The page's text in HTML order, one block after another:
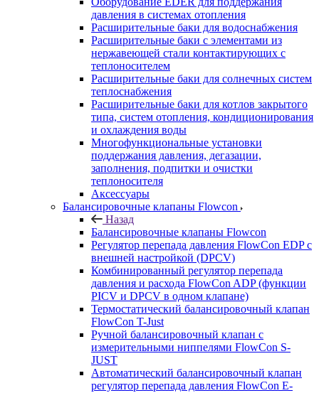
давления в системах отопления
Расширительные баки для водоснабжения
Расширительные баки с элементами из
нержавеющей стали контактирующих с
теплоносителем
Расширительные баки для солнечных систем
теплоснабжения
Расширительные баки для котлов закрытого
типа, систем отопления, кондиционирования
и охлаждения воды
Многофункциональные установки
поддержания давления, дегазации,
заполнения, подпитки и очистки
теплоносителя
Аксессуары
Балансировочные клапаны Flowcon
Назад
Балансировочные клапаны Flowcon
Регулятор перепада давления FlowСon EDP с
внешней настройкой (DPCV)
Комбинированный регулятор перепада
давления и расхода FlowСon ADP (функции
PICV и DPCV в одном клапане)
Термостатический балансировочный клапан
FlowСon T-Just
Ручной балансировочный клапан с
измерительными ниппелями FlowСon S-
JUST
Автоматический балансировочный клапан
регулятор перепада давления FlowСon E-